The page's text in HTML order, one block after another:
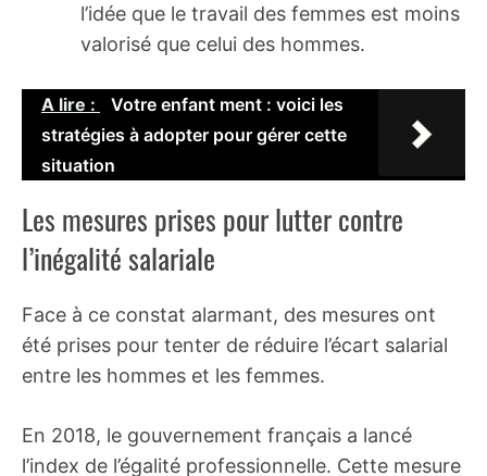
l’idée que le travail des femmes est moins
valorisé que celui des hommes.
A lire :
Votre enfant ment : voici les
stratégies à adopter pour gérer cette
situation
Les mesures prises pour lutter contre
l’inégalité salariale
Face à ce constat alarmant, des mesures ont
été prises pour tenter de réduire l’écart salarial
entre les hommes et les femmes.
En 2018, le gouvernement français a lancé
l’index de l’égalité professionnelle. Cette mesure